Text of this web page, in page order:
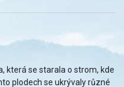
která se starala o strom, kde
plodech se ukrývaly různé